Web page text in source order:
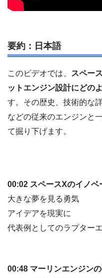
要約：日本語
このビデオでは、
スペー
ットエンジン設計にどの
す。その歴史、技術的な
などの従来のエンジンと
て掘り下げます。
00:02 スペースXのイノベ
大きな夢を見る勇気
アイデアを現実に
代表例としてのラプター
00:48 マーリンエンジン